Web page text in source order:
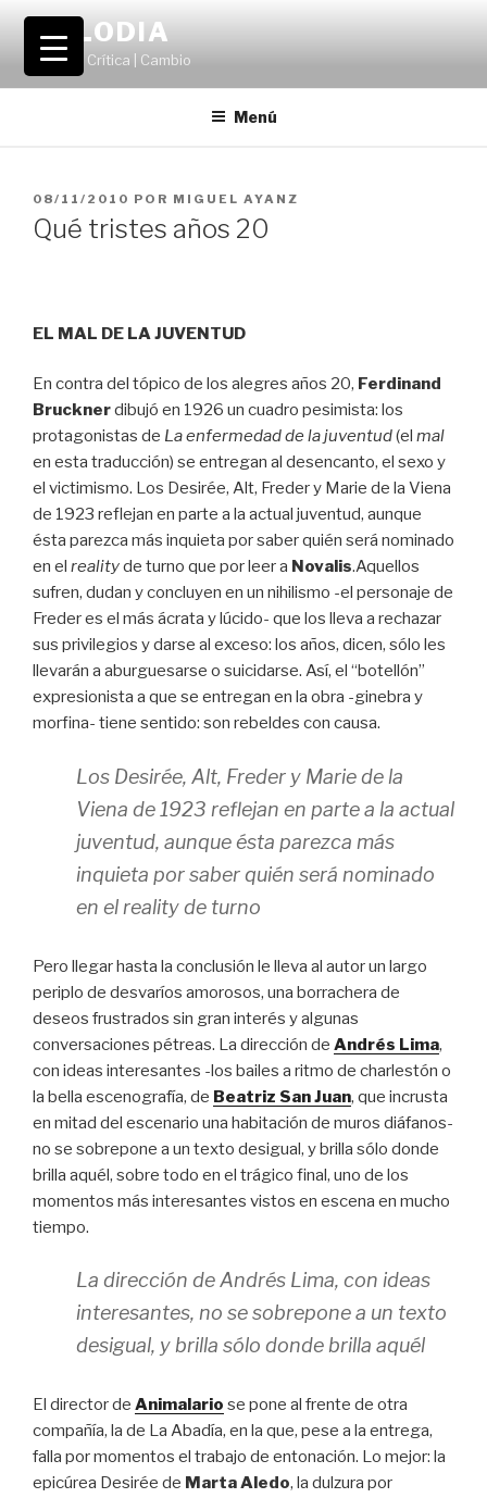
Saltar
contenido
VOLODIA
Teatro | Crítica | Cambio
Menú
PUBLICADO
EL
08/11/2010 POR MIGUEL AYANZ
Qué tristes años 20
EL MAL DE LA JUVENTUD
En contra del tópico de los alegres años 20, Ferdinand
Brucknerdibujó en 1926 un cuadro pesimista: los
protagonistas de La enfermedad de la juventud(el mal
en esta traducción) se entregan al desencanto, el sexo y
el victimismo. Los Desirée, Alt, Freder y Marie de la Viena
de 1923 reflejan en parte a la actual juventud, aunque
ésta parezca más inquieta por saber quién será nominado
en el realityde turno que por leer a Novalis.Aquellos
sufren, dudan y concluyen en un nihilismo -el personaje de
Freder es el más ácrata y lúcido- que los lleva a rechazar
sus privilegios y darse al exceso: los años, dicen, sólo les
llevarán a aburguesarse o suicidarse. Así, el “botellón”
expresionista a que se entregan en la obra -ginebra y
morfina- tiene sentido: son rebeldes con causa.
Los Desirée, Alt, Freder y Marie de la
Viena de 1923 reflejan en parte a la actual
juventud, aunque ésta parezca más
inquieta por saber quién será nominado
en el realityde turno
Pero llegar hasta la conclusión le lleva al autor un largo
periplo de desvaríos amorosos, una borrachera de
deseos frustrados sin gran interés y algunas
conversaciones pétreas. La dirección de Andrés Lima,
con ideas interesantes -los bailes a ritmo de charlestón o
la bella escenografía, de Beatriz San Juan, que incrusta
en mitad del escenario una habitación de muros diáfanos-
no se sobrepone a un texto desigual, y brilla sólo donde
brilla aquél, sobre todo en el trágico final, uno de los
momentos más interesantes vistos en escena en mucho
tiempo.
La dirección de Andrés Lima, con ideas
interesantes, no se sobrepone a un texto
desigual, y brilla sólo donde brilla aquél
El director de Animalario se pone al frente de otra
compañía, la de La Abadía, en la que, pese a la entrega,
falla por momentos el trabajo de entonación. Lo mejor: la
epicúrea Desirée de Marta Aledo, la dulzura por